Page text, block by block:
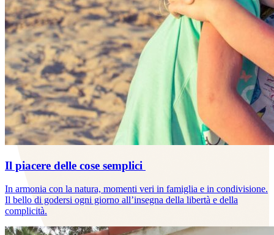
Il piacere delle cose semplici
In armonia con la natura, momenti veri in famiglia e in condivisione.
Il bello di godersi ogni giorno all’insegna della libertà e della
complicità.